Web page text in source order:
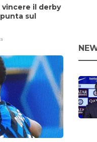
vincere il derby
sul